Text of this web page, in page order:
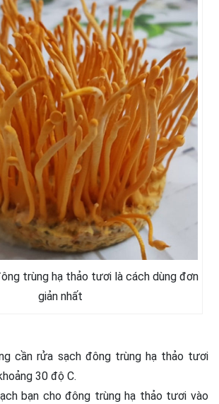
trùng hạ thảo tươi là cách dùng đơn
giản nhất
cần rửa sạch đông trùng hạ thảo tươi
30 độ C.
bạn cho đông trùng hạ thảo tươi vào